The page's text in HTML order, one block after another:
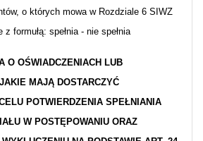
o których mowa w Rozdziale 6 SIWZ
z formułą: spełnia - nie spełnia
O OŚWIADCZENIACH LUB
MAJĄ DOSTARCZYĆ
POTWIERDZENIA SPEŁNIANIA
W POSTĘPOWANIU ORAZ